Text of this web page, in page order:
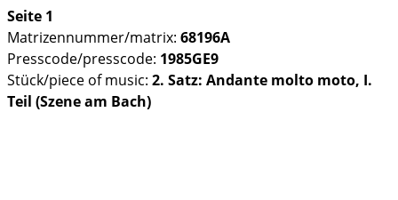
Seite 1
Matrizennummer/matrix: 68196A
Presscode/presscode: 1985GE9
Stück/piece of music: 2. Satz: Andante molto moto, I.
Teil (Szene am Bach)